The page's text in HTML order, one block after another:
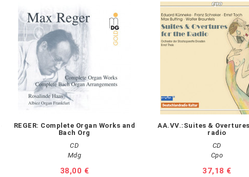
REGER: Complete Organ Works and
Bach Org
CD
Mdg
Prezzo
38,00 €
AA.VV.:Suites &
radio
CD
Cpo
Prezzo
37,18 €